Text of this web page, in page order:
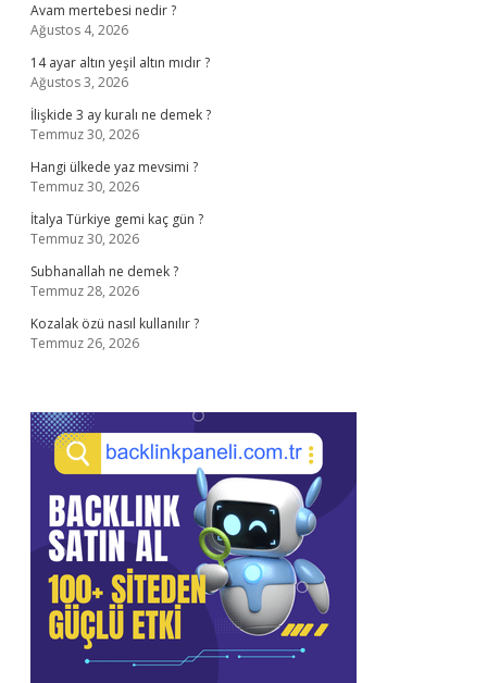
Avam mertebesi nedir ?
Ağustos 4, 2026
14 ayar altın yeşil altın mıdır ?
Ağustos 3, 2026
İlişkide 3 ay kuralı ne demek ?
Temmuz 30, 2026
Hangi ülkede yaz mevsimi ?
Temmuz 30, 2026
İtalya Türkiye gemi kaç gün ?
Temmuz 30, 2026
Subhanallah ne demek ?
Temmuz 28, 2026
Kozalak özü nasıl kullanılır ?
Temmuz 26, 2026